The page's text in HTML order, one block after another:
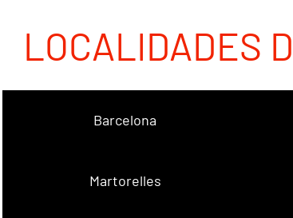
LOCALIDADES
Barcelona
Martorelles